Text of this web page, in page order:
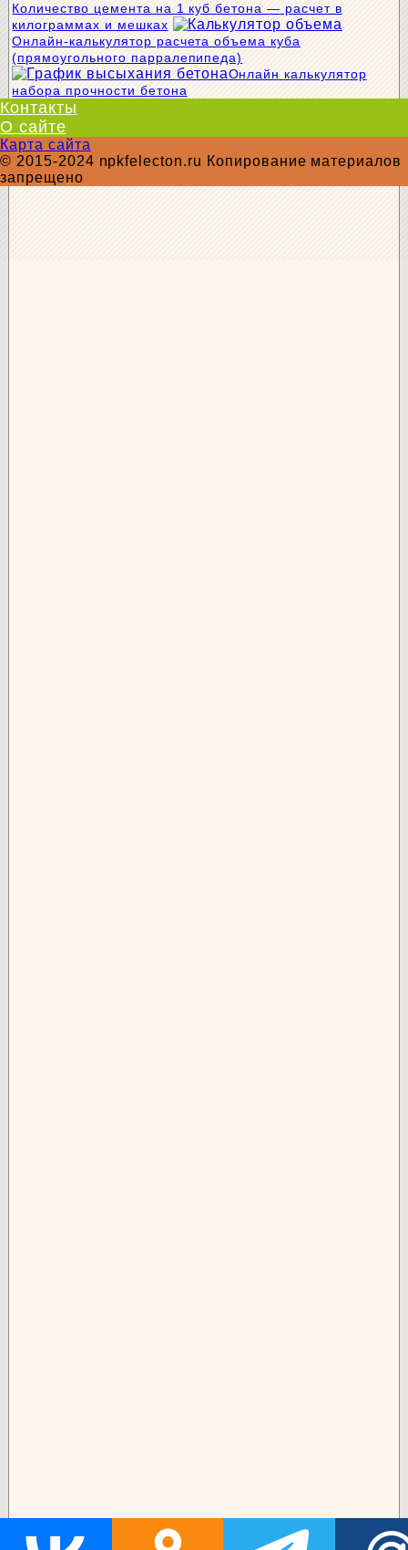
Количество цемента на 1 куб бетона — расчет в
килограммах и мешках
Онлайн-калькулятор расчета объема куба
(прямоугольного парралепипеда)
Онлайн калькулятор
набора прочности бетона
Контакты
О сайте
Карта сайта
© 2015-2024 npkfelecton.ru Копирование материалов
запрещено